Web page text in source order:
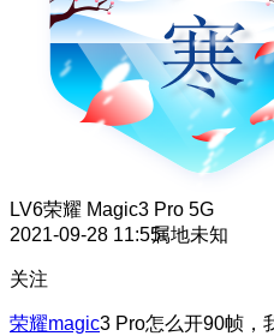
LV6荣耀 Magic3 Pro 5G
2021-09-28 11:55属地未知
关注
荣耀magic3 Pro怎么开90帧，